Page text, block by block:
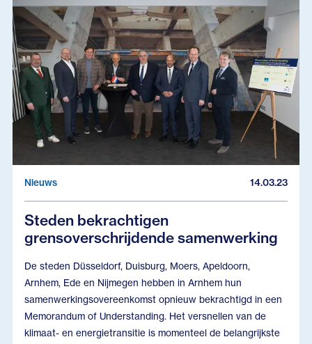
Nieuws 14.03.23
Steden bekrachtigen
grensoverschrijdende samenwerking
De steden Düsseldorf, Duisburg, Moers, Apeldoorn,
Arnhem, Ede en Nijmegen hebben in Arnhem hun
samenwerkingsovereenkomst opnieuw bekrachtigd in een
Memorandum of Understanding. Het versnellen van de
klimaat- en energietransitie is momenteel de belangrijkste